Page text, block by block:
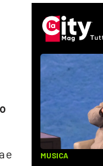
e